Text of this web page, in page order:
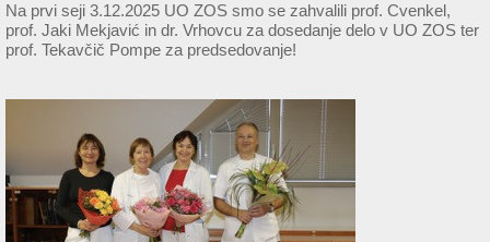
Na prvi seji 3.12.2025 UO ZOS smo se zahvalili prof. Cvenkel,
prof. Jaki Mekjavić in dr. Vrhovcu za dosedanje delo v UO ZOS ter
prof. Tekavčič Pompe za predsedovanje!